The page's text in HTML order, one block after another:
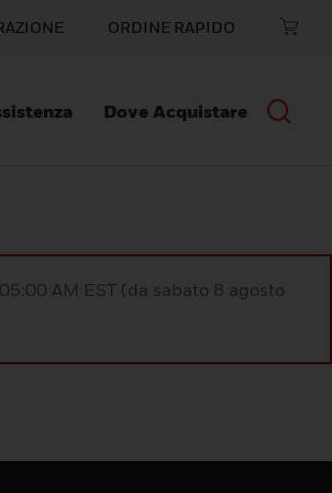
ORDINE RAPIDO
Dove Acquistare
AM EST (da sabato 8 agosto